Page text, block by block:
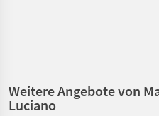
Weitere Angebote von
Luciano